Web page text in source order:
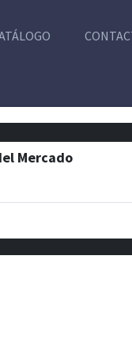
Mercado